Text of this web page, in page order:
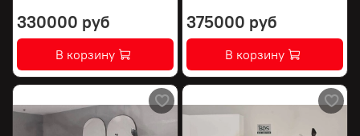
330000 руб
В корзину
375000 руб
В корзину